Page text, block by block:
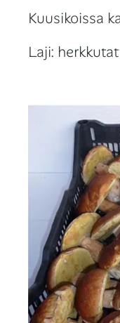
Kuusikoissa
Laji: